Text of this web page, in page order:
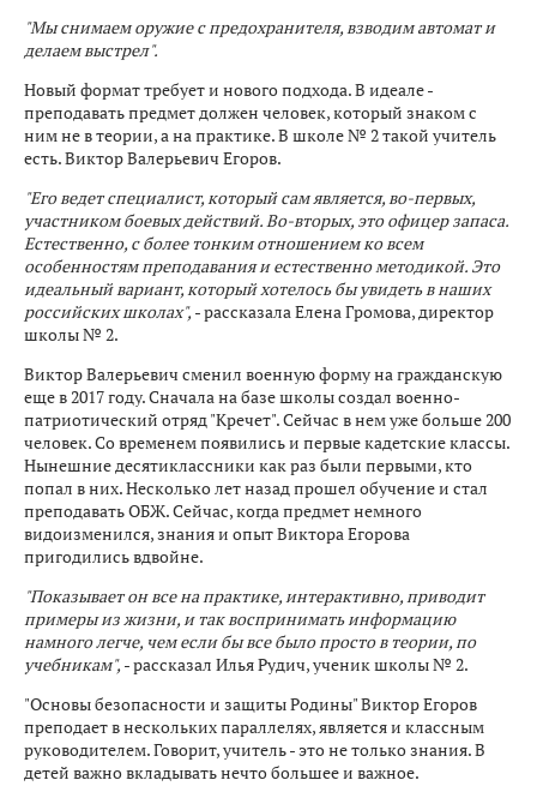
"Мы снимаем оружие с предохранителя, взводим автомат и
делаем выстрел".
Новый формат требует и нового подхода. В идеале -
преподавать предмет должен человек, который знаком с
ним не в теории, а на практике. В школе № 2 такой учитель
есть. Виктор Валерьевич Егоров.
"Его ведет специалист, который сам является, во-первых,
участником боевых действий. Во-вторых, это офицер запаса.
Естественно, с более тонким отношением ко всем
особенностям преподавания и естественно методикой. Это
идеальный вариант, который хотелось бы увидеть в наших
российских школах", - рассказала Елена Громова, директор
школы № 2.
Виктор Валерьевич сменил военную форму на гражданскую
еще в 2017 году. Сначала на базе школы создал военно-
патриотический отряд "Кречет". Сейчас в нем уже больше 200
человек. Со временем появились и первые кадетские классы.
Нынешние десятиклассники как раз были первыми, кто
попал в них. Несколько лет назад прошел обучение и стал
преподавать ОБЖ. Сейчас, когда предмет немного
видоизменился, знания и опыт Виктора Егорова
пригодились вдвойне.
"Показывает он все на практике, интерактивно, приводит
примеры из жизни, и так воспринимать информацию
намного легче, чем если бы все было просто в теории, по
учебникам", - рассказал Илья Рудич, ученик школы № 2.
"Основы безопасности и защиты Родины" Виктор Егоров
преподает в нескольких параллелях, является и классным
руководителем. Говорит, учитель - это не только знания. В
детей важно вкладывать нечто большее и важное.